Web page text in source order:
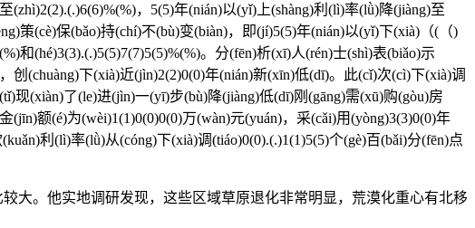
，5(5)年(nián)以(yǐ)上(shàng)利(lì)率(lǜ)降(jiàng)至
策(cè)保(bǎo)持(chí)不(bù)变(biàn)，即(jí)5(5)年(nián)以(yǐ)下(xià)（(（)
和(hé)3(3).(.)5(5)7(7)5(5)%(%)。分(fēn)析(xī)人(rén)士(shì)表(biǎo)示
创(chuàng)下(xià)近(jìn)2(2)0(0)年(nián)新(xīn)低(dī)。此(cǐ)次(cì)下(xià)调
现(xiàn)了(le)进(jìn)一(yī)步(bù)降(jiàng)低(dī)刚(gāng)需(xū)购(gòu)房
(jīn)额(é)为(wèi)1(1)0(0)0(0)万(wàn)元(yuán)，采(cǎi)用(yòng)3(3)0(0)年
利(lì)率(lǜ)从(cóng)下(xià)调(tiáo)0(0).(.)1(1)5(5)个(gè)百(bǎi)分(fēn)点
他实地调研发现，这些区域草原退化非常明显，荒漠化重心有北移